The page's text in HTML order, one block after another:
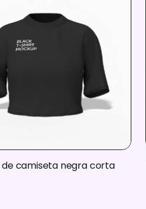
de camiseta negra corta